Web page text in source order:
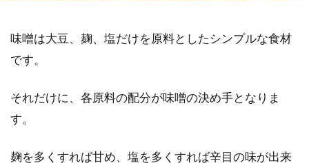
味噌は大豆、麹、塩だけを原料としたシンプルな食材
です。
それだけに、各原料の配分が味噌の決め手となりま
す。
麹を多くすれば甘め、塩を多くすれば辛目の味が出来